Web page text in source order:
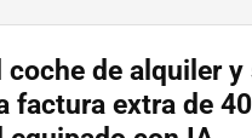
coche de alquiler y
factura extra de